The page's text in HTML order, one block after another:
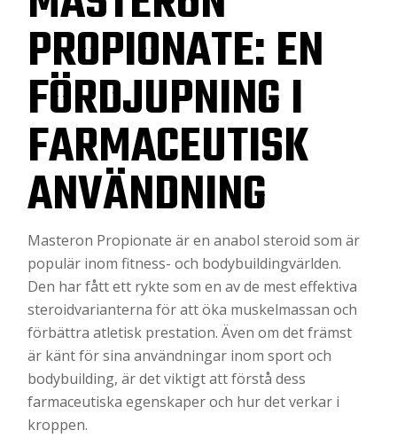
PROPIONATE: EN
FÖRDJUPNING I
FARMACEUTISK
ANVÄNDNING
Masteron Propionate är en anabol steroid som är
populär inom fitness- och bodybuildingvärlden.
Den har fått ett rykte som en av de mest effektiva
steroidvarianterna för att öka muskelmassan och
förbättra atletisk prestation. Även om det främst
är känt för sina användningar inom sport och
bodybuilding, är det viktigt att förstå dess
farmaceutiska egenskaper och hur det verkar i
kroppen.